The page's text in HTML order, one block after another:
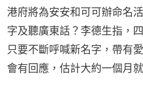
港府將為安安和可可辦命名
字及聽廣東話？李德生指，
只要不斷呼喊新名字，帶有
會有回應，估計大約一個月